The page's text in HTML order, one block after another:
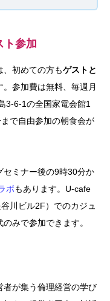
ト参加
初めての方もゲストと
参加費は無料、毎週月
3-6-1の全国家電会館1
で自由参加の朝食会が
セミナー後の9時30分か
ボもあります。U-cafe
川ビル2F）でのカジュ
みで参加できます。
が集う倫理経営の学び